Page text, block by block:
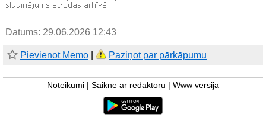
Datums: 29.06.2026 12:43
Pievienot Memo Paziņot par pārkāpumu
Noteikumi Saikne ar redaktoru Www versija